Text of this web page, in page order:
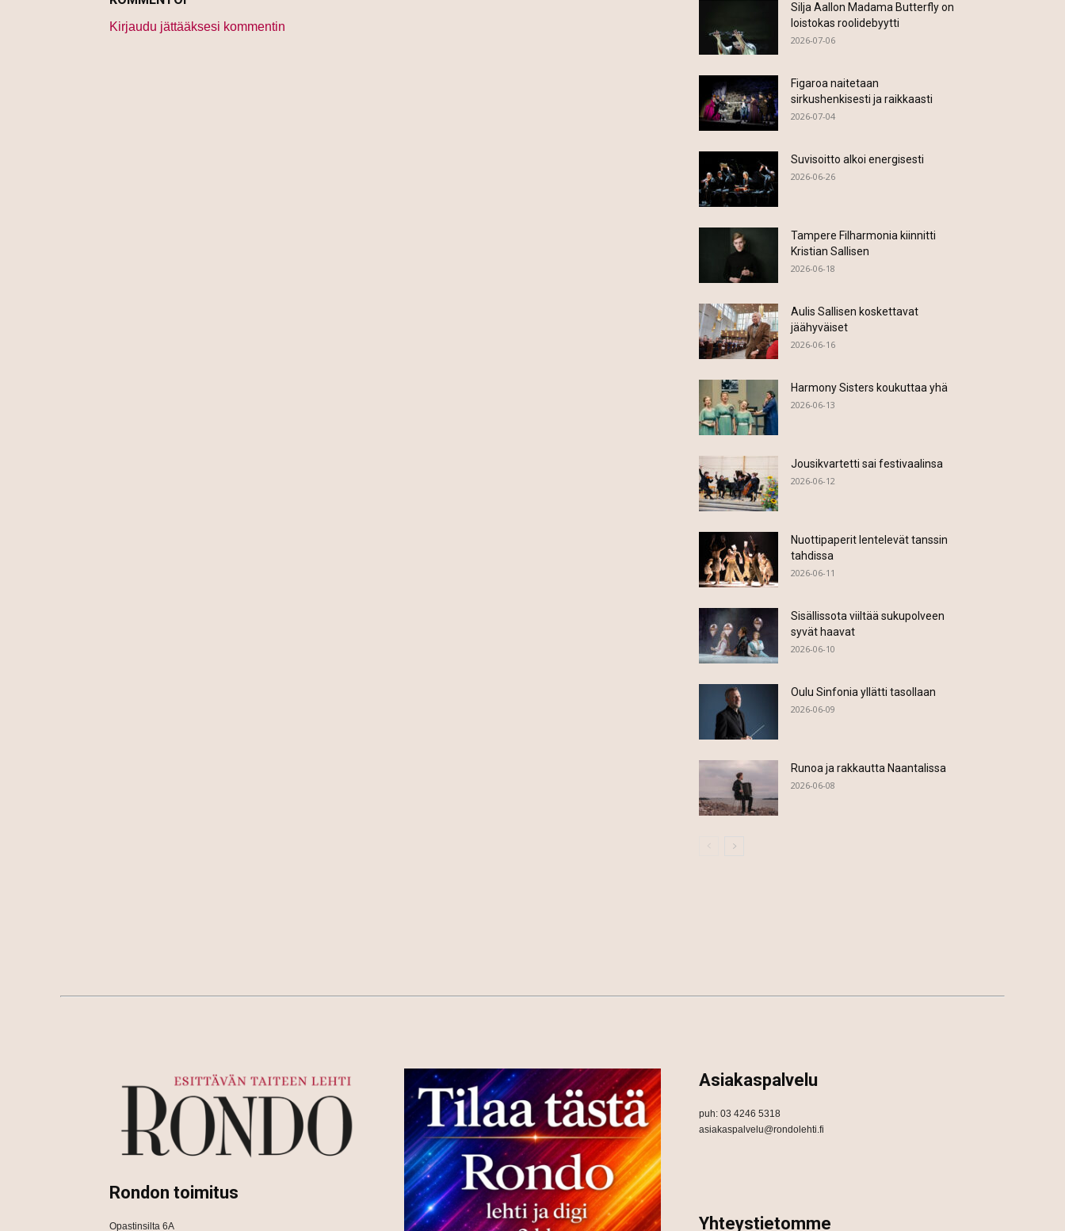
Kirjaudu jättääksesi kommentin
Silja Aallon Madama Butterfly on
loistokas roolidebyytti
2026-07-06
Figaroa naitetaan
sirkushenkisesti ja raikkaasti
2026-07-04
Suvisoitto alkoi energisesti
2026-06-26
Tampere Filharmonia kiinnitti
Kristian Sallisen
2026-06-18
Aulis Sallisen koskettavat
jäähyväiset
2026-06-16
Harmony Sisters koukuttaa yhä
2026-06-13
Jousikvartetti sai festivaalinsa
2026-06-12
Nuottipaperit lentelevät tanssin
tahdissa
2026-06-11
Sisällissota viiltää sukupolveen
syvät haavat
2026-06-10
Oulu Sinfonia yllätti tasollaan
2026-06-09
Runoa ja rakkautta Naantalissa
2026-06-08
Rondon toimitus
Opastinsilta 6A
Asiakaspalvelu
puh: 03 4246 5318
asiakaspalvelu@rondolehti.fi
Yhteystietomme